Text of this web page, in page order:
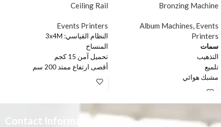
Bronzing Machine
Album Machines Events
Printers
سمات
التذهيب
تلميع
مشبك هوائي
ممتاز
Ceiling Rail
Events Printers
النظام القياسي: 3x4M
المنساخ
تحميل آمن 15 كجم
أقصى ارتفاع ممتد 200 سم
الصافي 4.5 كجم
Contact Information